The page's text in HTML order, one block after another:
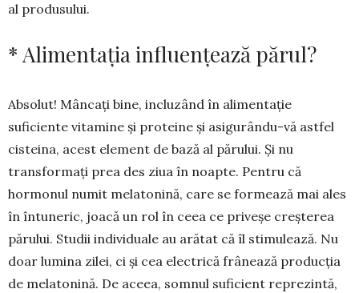
al produsului.
* Alimentația influențează părul?
Absolut! Mâncați bine, incluzând în alimen­tație
suficiente vitamine și proteine și asigu­rându-vă astfel
cisteina, acest element de bază al părului. Și nu
transformați prea des ziua în noap­te. Pentru că
hormonul numit melatonină, care se formează mai ales
în întuneric, joacă un rol în ceea ce priveșe creșterea
părului. Studii indi­viduale au arătat că îl stimulează. Nu
doar lumina zilei, ci și cea electrică frânează producția
de melatonină. De aceea, somnul suficient reprezin­tă,